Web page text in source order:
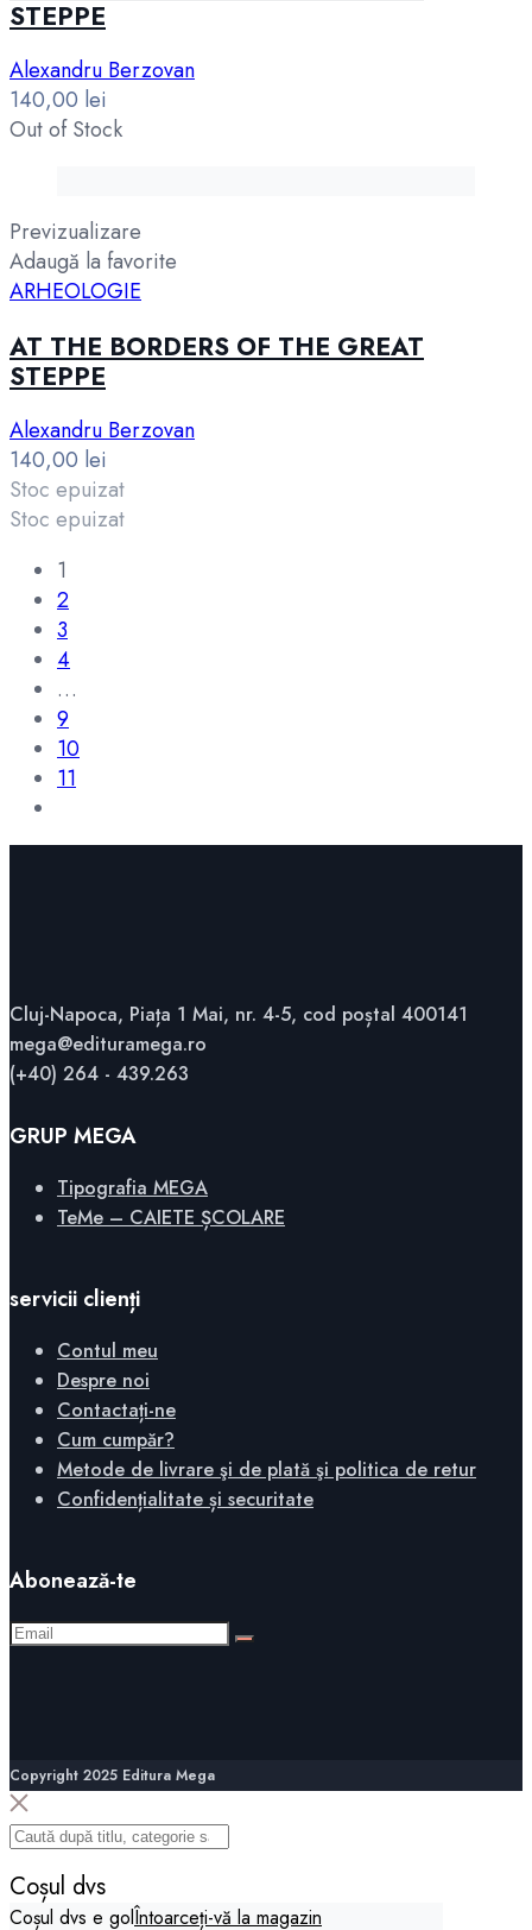
STEPPE
Alexandru Berzovan
140,00 lei
Out of Stock
Previzualizare
Adaugă la favorite
ARHEOLOGIE
AT THE BORDERS OF THE GREAT
STEPPE
Alexandru Berzovan
140,00 lei
Stoc epuizat
Stoc epuizat
1
2
3
4
…
9
10
11
Cluj-Napoca, Piața 1 Mai, nr. 4-5, cod poștal 400141
mega@edituramega.ro
(+40) 264 - 439.263
GRUP MEGA
Tipografia MEGA
TeMe – CAIETE ȘCOLARE
servicii clienți
Contul meu
Despre noi
Contactați-ne
Cum cumpăr?
Metode de livrare şi de plată şi politica de retur
Confidențialitate și securitate
Abonează-te
Copyright 2025 Editura Mega
Coșul dvs
Coșul dvs e golÎntoarceți-vă la magazin